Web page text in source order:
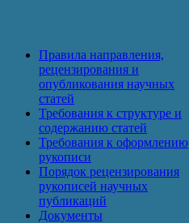
Правила направления,
рецензирования и
опубликования научных
статей
Требования к структуре и
содержанию статей
Требования к оформлению
рукописи
Порядок рецензирования
рукописей научных
публикаций
Документы